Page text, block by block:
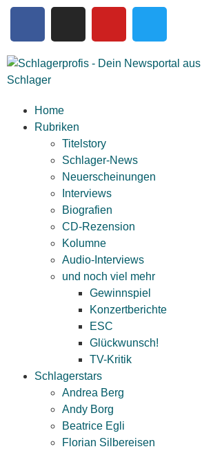
Home
Rubriken
Titelstory
Schlager-News
Neuerscheinungen
Interviews
Biografien
CD-Rezension
Kolumne
Audio-Interviews
und noch viel mehr
Gewinnspiel
Konzertberichte
ESC
Glückwunsch!
TV-Kritik
Schlagerstars
Andrea Berg
Andy Borg
Beatrice Egli
Florian Silbereisen